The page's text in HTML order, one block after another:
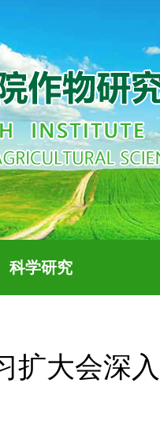
科学研究
扩大会深